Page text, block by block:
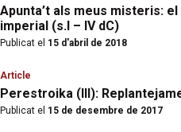
Apunta’t als meus misteris:
imperial (s.I – IV dC)
Publicat el 15 d'abril de 2018
Article
Perestroika (III):
Publicat el 15 de desembre de 2017